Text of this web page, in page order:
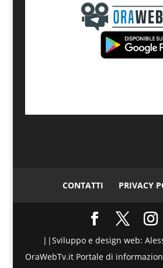
CONTATTI PRIVACY
||Sviluppo e design web:
OraWebTv.it Portale di